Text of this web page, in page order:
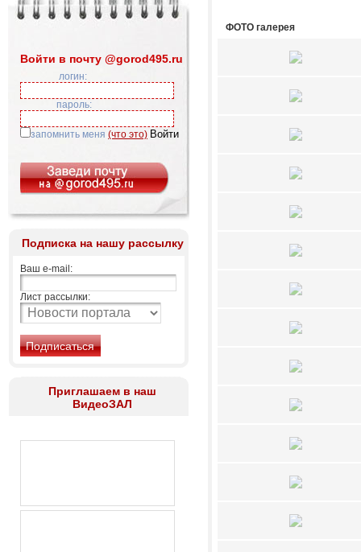
Войти в почту @gorod495.ru
логин:
пароль:
запомнить меня (что это)
Подписка на нашу рассылку
Ваш e-mail:
Лист рассылки:
Приглашаем в наш
ВидеоЗАЛ
ФОТО галерея